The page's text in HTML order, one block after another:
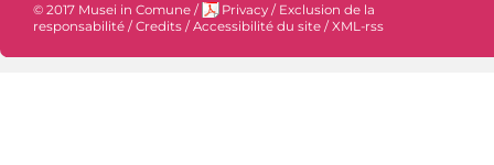
© 2017 Musei in Comune / Privacy / Exclusion de la
responsabilité / Credits / Accessibilité du site / XML-rss